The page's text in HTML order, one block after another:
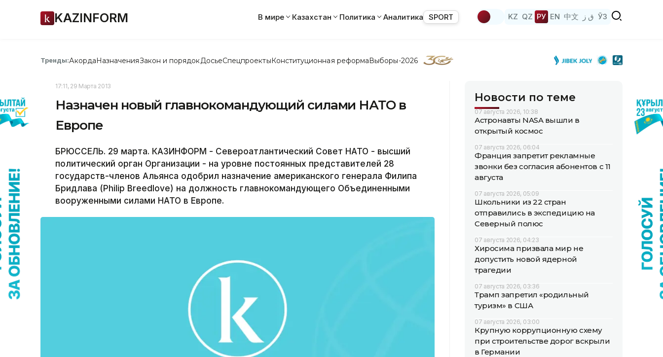
KAZINFORM В мире Казахстан Политика Аналитика SPORT KZ QZ РУ EN 中文 ق ز ЎЗ
Тренды:АкордаНазначенияЗакон и порядок ДосьеСпецпроектыКонституционная реформаВыборы-2026
17:11, 29 Марта 2013
Назначен новый главнокомандующий силами НАТО в
Европе
БРЮССЕЛЬ. 29 марта. КАЗИНФОРМ - Североатлантический Совет НАТО - высший
политический орган Организации - на уровне постоянных представителей 28
государств-членов Альянса одобрил назначение американского генерала Филипа
Бридлава (Philip Breedlove) на должность главнокомандующего Объединенными
вооруженными силами НАТО в Европе.
Новости по теме
07 августа 2026, 10:38
Астронавты NASA вышли в
открытый космос
07 августа 2026, 06:04
Франция запретит рекламные
звонки без согласия абонентов с 11
августа
07 августа 2026, 05:09
Школьники из 22 стран
отправились в экспедицию на
Северный полюс
07 августа 2026, 04:23
Хиросима призвала мир не
допустить новой ядерной
трагедии
07 августа 2026, 03:36
Трамп запретил «родильный
туризм» в США
07 августа 2026, 03:00
Крупную коррупционную схему
при строительстве дорог вскрыли
в Германии